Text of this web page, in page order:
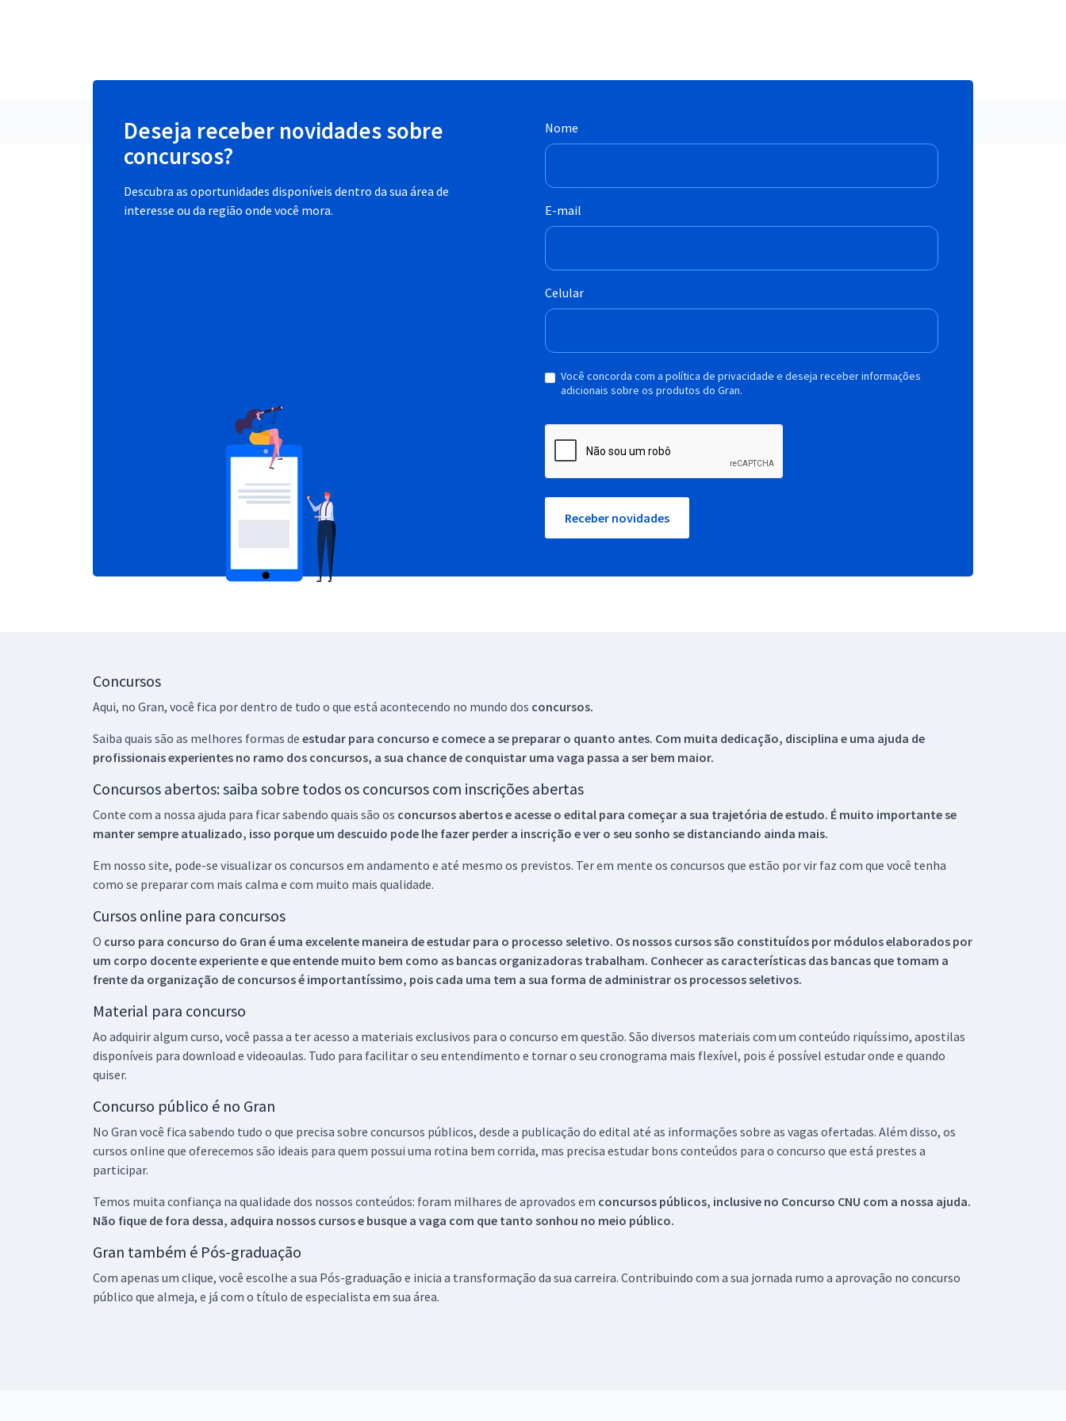
Deseja receber novidades sobre
concursos?
Descubra as oportunidades disponíveis dentro da sua área de
interesse ou da região onde você mora.
Nome
E-mail
Celular
Você concorda com a política de privacidade e deseja receber informações
adicionais sobre os produtos do Gran.
Receber novidades
Concursos
Aqui, no Gran, você fica por dentro de tudo o que está acontecendo no mundo dos concursos.
Saiba quais são as melhores formas de estudar para concurso e comece a se preparar o quanto antes. Com muita dedicação, disciplina e uma ajuda de
profissionais experientes no ramo dos concursos, a sua chance de conquistar uma vaga passa a ser bem maior.
Concursos abertos: saiba sobre todos os concursos com inscrições abertas
Conte com a nossa ajuda para ficar sabendo quais são os concursos abertos e acesse o edital para começar a sua trajetória de estudo. É muito importante se
manter sempre atualizado, isso porque um descuido pode lhe fazer perder a inscrição e ver o seu sonho se distanciando ainda mais.
Em nosso site, pode-se visualizar os concursos em andamento e até mesmo os previstos. Ter em mente os concursos que estão por vir faz com que você tenha
como se preparar com mais calma e com muito mais qualidade.
Cursos online para concursos
O curso para concurso do Gran é uma excelente maneira de estudar para o processo seletivo. Os nossos cursos são constituídos por módulos elaborados por
um corpo docente experiente e que entende muito bem como as bancas organizadoras trabalham. Conhecer as características das bancas que tomam a
frente da organização de concursos é importantíssimo, pois cada uma tem a sua forma de administrar os processos seletivos.
Material para concurso
Ao adquirir algum curso, você passa a ter acesso a materiais exclusivos para o concurso em questão. São diversos materiais com um conteúdo riquíssimo, apostilas
disponíveis para download e videoaulas. Tudo para facilitar o seu entendimento e tornar o seu cronograma mais flexível, pois é possível estudar onde e quando
quiser.
Concurso público é no Gran
No Gran você fica sabendo tudo o que precisa sobre concursos públicos, desde a publicação do edital até as informações sobre as vagas ofertadas. Além disso, os
cursos online que oferecemos são ideais para quem possui uma rotina bem corrida, mas precisa estudar bons conteúdos para o concurso que está prestes a
participar.
Temos muita confiança na qualidade dos nossos conteúdos: foram milhares de aprovados em concursos públicos, inclusive no Concurso CNU com a nossa ajuda.
Não fique de fora dessa, adquira nossos cursos e busque a vaga com que tanto sonhou no meio público.
Gran também é Pós-graduação
Com apenas um clique, você escolhe a sua Pós-graduação e inicia a transformação da sua carreira. Contribuindo com a sua jornada rumo a aprovação no concurso
público que almeja, e já com o título de especialista em sua área.